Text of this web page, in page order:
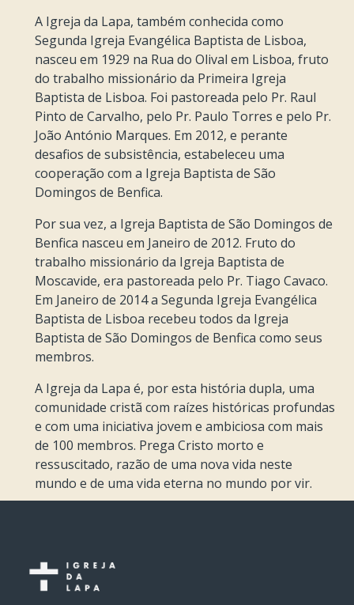
A Igreja da Lapa, também conhecida como
Segunda Igreja Evangélica Baptista de Lisboa,
nasceu em 1929 na Rua do Olival em Lisboa, fruto
do trabalho missionário da Primeira Igreja
Baptista de Lisboa. Foi pastoreada pelo Pr. Raul
Pinto de Carvalho, pelo Pr. Paulo Torres e pelo Pr.
João António Marques. Em 2012, e perante
desafios de subsistência, estabeleceu uma
cooperação com a Igreja Baptista de São
Domingos de Benfica.
Por sua vez, a Igreja Baptista de São Domingos de
Benfica nasceu em Janeiro de 2012. Fruto do
trabalho missionário da Igreja Baptista de
Moscavide, era pastoreada pelo Pr. Tiago Cavaco.
Em Janeiro de 2014 a Segunda Igreja Evangélica
Baptista de Lisboa recebeu todos da Igreja
Baptista de São Domingos de Benfica como seus
membros.
A Igreja da Lapa é, por esta história dupla, uma
comunidade cristã com raízes históricas profundas
e com uma iniciativa jovem e ambiciosa com mais
de 100 membros. Prega Cristo morto e
ressuscitado, razão de uma nova vida neste
mundo e de uma vida eterna no mundo por vir.